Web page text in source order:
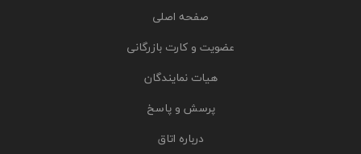
صفحه اصلی
عضویت و کارت بازرگانی
هیات نمایندگان
پرسش و پاسخ
درباره اتاق